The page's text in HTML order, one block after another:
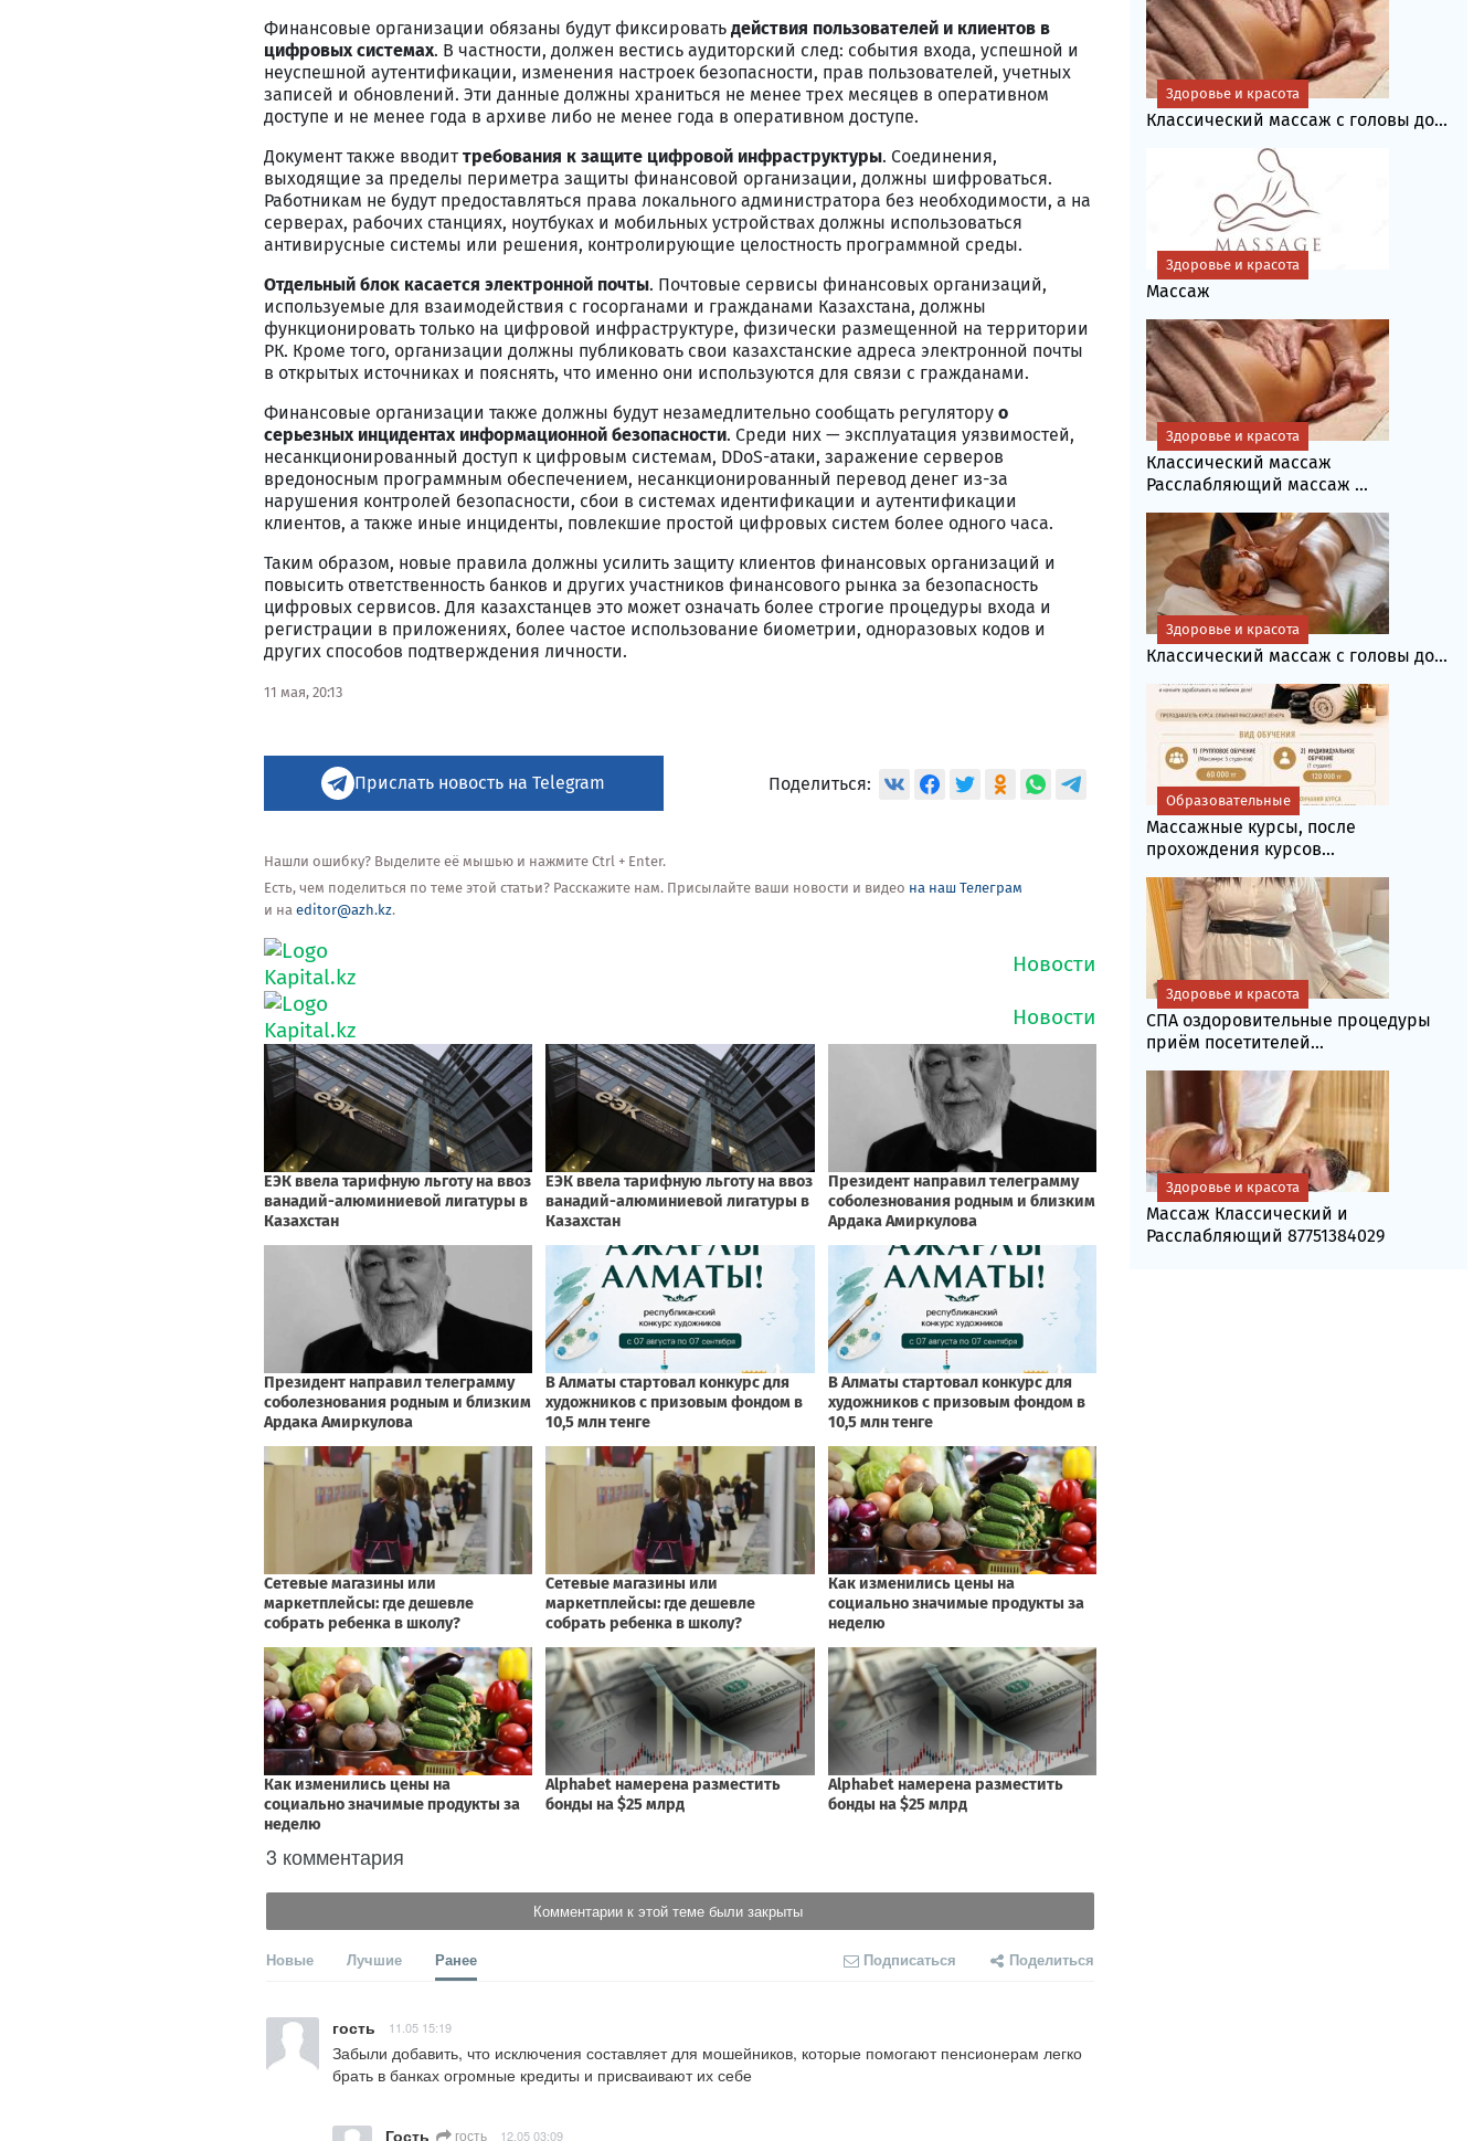
Финансовые организации обязаны будут фиксировать действия пользователей и клиентов в
цифровых системах. В частности, должен вестись аудиторский след: события входа, успешной и
неуспешной аутентификации, изменения настроек безопасности, прав пользователей, учетных
записей и обновлений. Эти данные должны храниться не менее трех месяцев в оперативном
доступе и не менее года в архиве либо не менее года в оперативном доступе.
Документ также вводиттребования к защите цифровой инфраструктуры. Соединения,
выходящие за пределы периметра защиты финансовой организации, должны шифроваться.
Работникам не будут предоставляться права локального администратора без необходимости, а на
серверах, рабочих станциях, ноутбуках и мобильных устройствах должны использоваться
антивирусные системы или решения, контролирующие целостность программной среды.
Отдельный блок касается электронной почты. Почтовые сервисы финансовых организаций,
используемые для взаимодействия с госорганами и гражданами Казахстана, должны
функционировать только на цифровой инфраструктуре, физически размещенной на территории
РК. Кроме того, организации должны публиковать свои казахстанские адреса электронной почты
в открытых источниках и пояснять, что именно они используются для связи с гражданами.
Финансовые организации также должны будут незамедлительно сообщать регулятору о
серьезных инцидентах информационной безопасности. Среди них — эксплуатация уязвимостей,
несанкционированный доступ к цифровым системам, DDoS-атаки, заражение серверов
вредоносным программным обеспечением, несанкционированный перевод денег из-за
нарушения контролей безопасности, сбои в системах идентификации и аутентификации
клиентов, а также иные инциденты, повлекшие простой цифровых систем более одного часа.
Таким образом, новые правила должны усилить защиту клиентов финансовых организаций и
повысить ответственность банков и других участников финансового рынка за безопасность
цифровых сервисов. Для казахстанцев это может означать более строгие процедуры входа и
регистрации в приложениях, более частое использование биометрии, одноразовых кодов и
других способов подтверждения личности.
11 мая, 20:13
Прислать новость на Telegram Поделиться:
Нашли ошибку? Выделите её мышью и нажмите Ctrl + Enter.
Есть, чем поделиться по теме этой статьи? Расскажите нам. Присылайте ваши новости и видео на наш Телеграм
и на editor@azh.kz.
3 комментария
Комментарии к этой теме были закрыты
Новые Лучшие Ранее Подписаться Поделиться
гость 11.05 15:19
Забыли добавить, что исключения составляет для мошейников, которые помогают пенсионерам легко
брать в банках огромные кредиты и присваивают их себе
Гость гость 12.05 03:09
Классический массаж с головы до...
Здоровье и красота
Массаж
Здоровье и красота
Классический массаж
Расслабляющий массаж ...
Здоровье и красота
Классический массаж с головы до...
Здоровье и красота
Массажные курсы, после
прохождения курсов...
Образовательные
СПА оздоровительные процедуры
приём посетителей...
Здоровье и красота
Массаж Классический и
Расслабляющий 87751384029
Здоровье и красота